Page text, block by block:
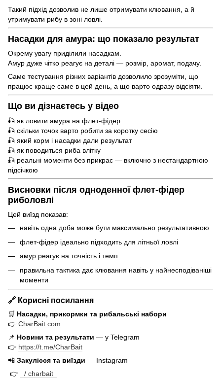
Такий підхід дозволив не лише отримувати клювання, а й
утримувати рибу в зоні ловлі.
Насадки для амура: що показало результат
Окрему увагу приділили насадкам.
Амур дуже чітко реагує на деталі — розмір, аромат, подачу.
Саме тестування різних варіантів дозволило зрозуміти, що
працює краще саме в цей день, а що варто одразу відсіяти.
Що ви дізнаєтесь у відео
🎣 як ловити амура на флет-фідер
🎣 скільки точок варто робити за коротку сесію
🎣 який корм і насадки дали результат
🎣 як поводиться риба влітку
🎣 реальні моменти без прикрас — включно з нестандартною
підсічкою
Висновки після одноденної флет-фідер
риболовлі
Цей виїзд показав:
навіть одна доба може бути максимально результативною
флет-фідер ідеально підходить для літньої ловлі
амур реагує на точність і темп
правильна тактика дає клювання навіть у найнесподіваніші
моменти
🔗 Корисні посилання
🛒 Насадки, прикормки та рибальські набори
👉 CharBait.com
📌 Новини та результати — у Telegram
👉 https://t.me/CharBait
📲 Закулісся та виїзди — Instagram
👉
/ charbait